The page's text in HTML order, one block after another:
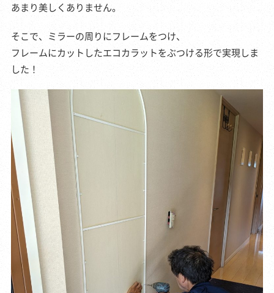
あまり美しくありません。
そこで、ミラーの周りにフレームをつけ、
フレームにカットしたエコカラットをぶつける形で実現しま
した！